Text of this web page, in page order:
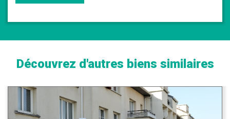
Découvrez d'autres biens similaires